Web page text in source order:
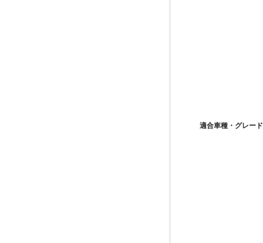
適合車種・グレー